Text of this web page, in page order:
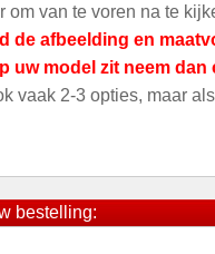
om van te voren na te
de afbeelding en
uw model zit neem
vaak 2-3 opties, maar
bestelling: